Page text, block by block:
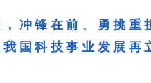
冲锋在前、勇挑
国科技事业发展再